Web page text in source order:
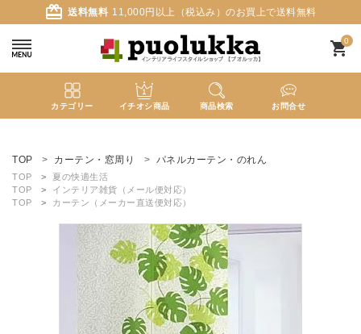
card_giftcard 送料無料 11,000円以上（税込み）のお買上で送料無料
0
shopping_cart
カテゴリー イチオシ商品 商品検索 お問合せ
ようこそ ゲスト 様
meeting_room ログイン person 新規会員登録
search
TOP カーテン・窓周り パネルカーテン・のれん
TOP
夏の快適生活
TOP
インテリア雑貨（メール便対応）
TOP
カーテン（メーカー直送便対応）